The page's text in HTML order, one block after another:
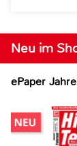
Neu im
ePaper